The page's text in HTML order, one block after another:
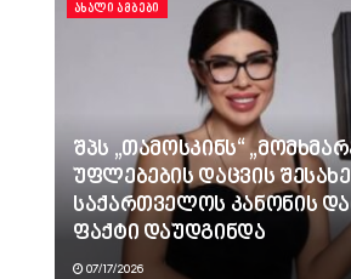
ᲐᲮᲐᲚᲘ ᲐᲛᲑᲔᲑᲘ
შპს „თამოსკინს“
უფლებების დაცვის
საქართველოს კანონის
ფაქტი დაუდგინდა
07/17/2026